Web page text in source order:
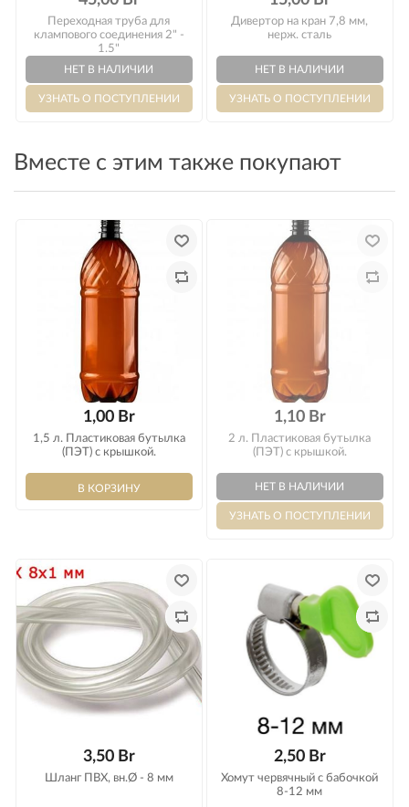
Переходная труба для
клампового соединения 2" -
1.5"
Дивертор на кран 7,8 мм,
нерж. сталь
Вместе с этим также покупают
1,00 Br
1,5 л. Пластиковая бутылка
(ПЭТ) с крышкой.
1,10 Br
2 л. Пластиковая бутылка
(ПЭТ) с крышкой.
3,50 Br
Шланг ПВХ, вн.Ø - 8 мм
2,50 Br
Хомут червячный с бабочкой
8-12 мм